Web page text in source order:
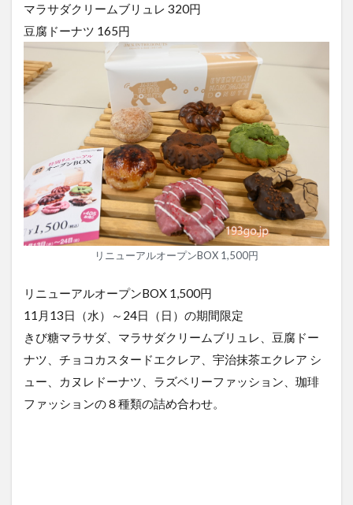
マラサダクリームブリュレ 320円
豆腐ドーナツ 165円
リニューアルオープンBOX 1,500円
リニューアルオープンBOX 1,500円
11月13日（水）～24日（日）の期間限定
きび糖マラサダ、マラサダクリームブリュレ、豆腐ドー
ナツ、チョコカスタードエクレア、宇治抹茶エクレア シ
ュー、カヌレドーナツ、ラズベリーファッション、珈琲
ファッションの８種類の詰め合わせ。